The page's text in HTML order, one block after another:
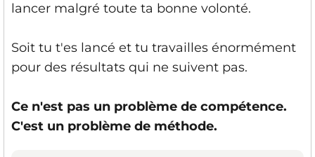
lancer malgré toute ta bonne volonté.
Soit tu t'es lancé et tu travailles énormément
pour des résultats qui ne suivent pas.
Ce n'est pas un problème de compétence.
C'est un problème de méthode.